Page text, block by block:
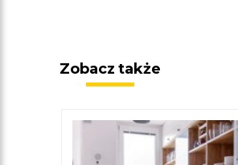
Zobacz także